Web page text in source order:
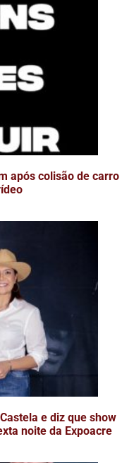
após colisão de carro
e diz que show
noite da Expoacre